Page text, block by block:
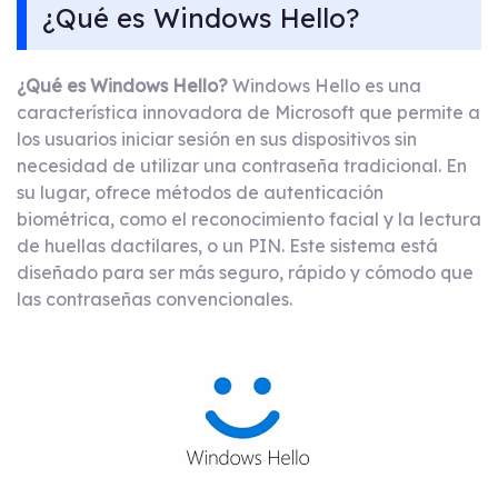
¿Qué es Windows Hello?
¿Qué es Windows Hello? Windows Hello es una
característica innovadora de Microsoft que permite a
los usuarios iniciar sesión en sus dispositivos sin
necesidad de utilizar una contraseña tradicional. En
su lugar, ofrece métodos de autenticación
biométrica, como el reconocimiento facial y la lectura
de huellas dactilares, o un PIN. Este sistema está
diseñado para ser más seguro, rápido y cómodo que
las contraseñas convencionales.